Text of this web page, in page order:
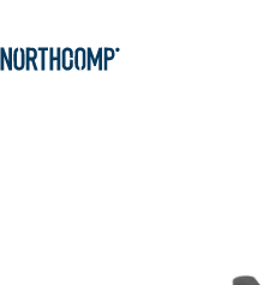
Zur Navigation springen